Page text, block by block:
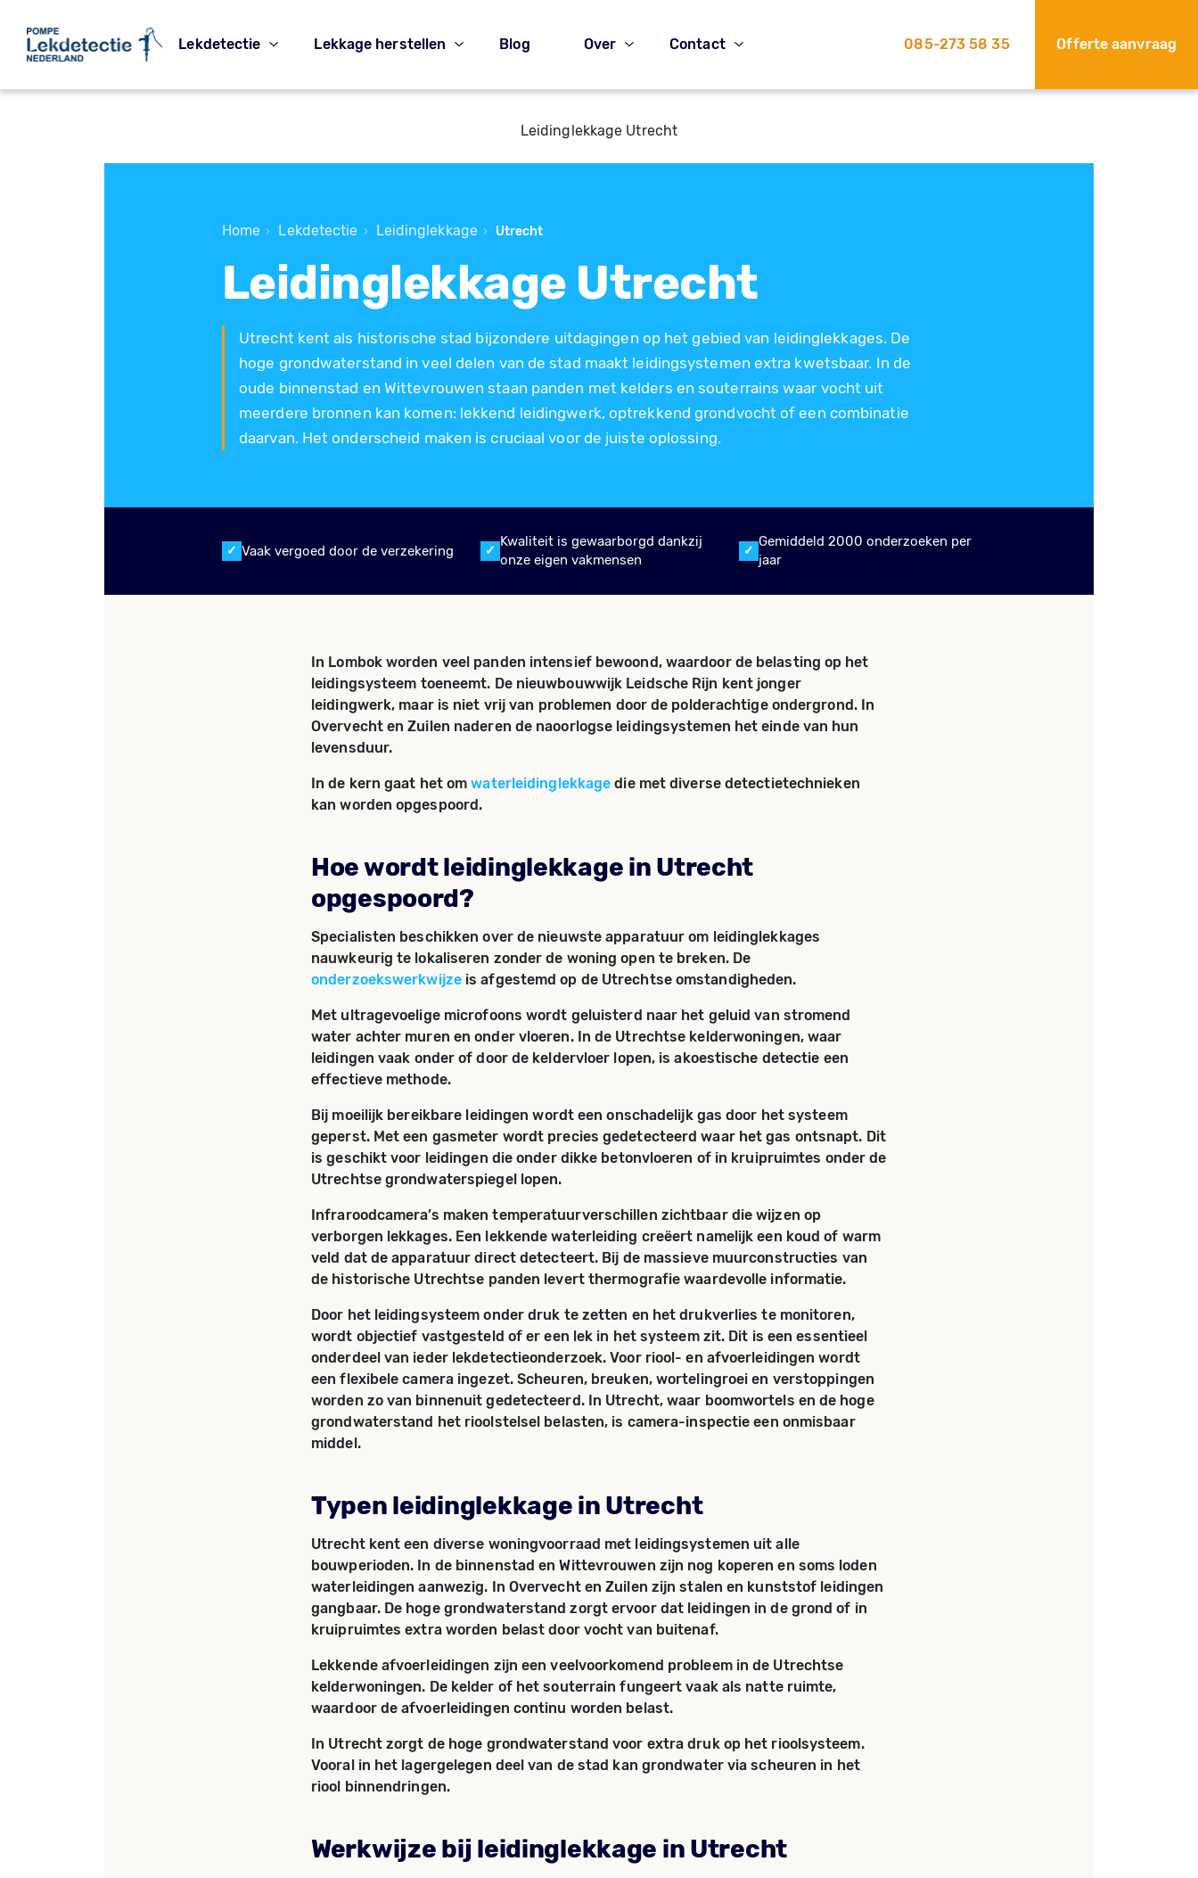
Lekdetectie Lekkage herstellen Blog Over Contact 085-273 58 35 Offerte aanvraag
Leidinglekkage Utrecht
Home › Lekdetectie › Leidinglekkage › Utrecht
Leidinglekkage Utrecht
Utrecht kent als historische stad bijzondere uitdagingen op het gebied van leidinglekkages. De
hoge grondwaterstand in veel delen van de stad maakt leidingsystemen extra kwetsbaar. In de
oude binnenstad en Wittevrouwen staan panden met kelders en souterrains waar vocht uit
meerdere bronnen kan komen: lekkend leidingwerk, optrekkend grondvocht of een combinatie
daarvan. Het onderscheid maken is cruciaal voor de juiste oplossing.
Vaak vergoed door de verzekering
Kwaliteit is gewaarborgd dankzij
onze eigen vakmensen
Gemiddeld 2000 onderzoeken per
jaar
In Lombok worden veel panden intensief bewoond, waardoor de belasting op het
leidingsysteem toeneemt. De nieuwbouwwijk Leidsche Rijn kent jonger
leidingwerk, maar is niet vrij van problemen door de polderachtige ondergrond. In
Overvecht en Zuilen naderen de naoorlogse leidingsystemen het einde van hun
levensduur.
In de kern gaat het omwaterleidinglekkage die met diverse detectietechnieken
kan worden opgespoord.
Hoe wordt leidinglekkage in Utrecht
opgespoord?
Specialisten beschikken over de nieuwste apparatuur om leidinglekkages
nauwkeurig te lokaliseren zonder de woning open te breken. De
onderzoekswerkwijzeis afgestemd op de Utrechtse omstandigheden.
Met ultragevoelige microfoons wordt geluisterd naar het geluid van stromend
water achter muren en onder vloeren. In de Utrechtse kelderwoningen, waar
leidingen vaak onder of door de keldervloer lopen, is akoestische detectie een
effectieve methode.
Bij moeilijk bereikbare leidingen wordt een onschadelijk gas door het systeem
geperst. Met een gasmeter wordt precies gedetecteerd waar het gas ontsnapt. Dit
is geschikt voor leidingen die onder dikke betonvloeren of in kruipruimtes onder de
Utrechtse grondwaterspiegel lopen.
Infraroodcamera’s maken temperatuurverschillen zichtbaar die wijzen op
verborgen lekkages. Een lekkende waterleiding creëert namelijk een koud of warm
veld dat de apparatuur direct detecteert. Bij de massieve muurconstructies van
de historische Utrechtse panden levert thermografie waardevolle informatie.
Door het leidingsysteem onder druk te zetten en het drukverlies te monitoren,
wordt objectief vastgesteld of er een lek in het systeem zit. Dit is een essentieel
onderdeel van ieder lekdetectieonderzoek. Voor riool- en afvoerleidingen wordt
een flexibele camera ingezet. Scheuren, breuken, wortelingroei en verstoppingen
worden zo van binnenuit gedetecteerd. In Utrecht, waar boomwortels en de hoge
grondwaterstand het rioolstelsel belasten, is camera-inspectie een onmisbaar
middel.
Typen leidinglekkage in Utrecht
Utrecht kent een diverse woningvoorraad met leidingsystemen uit alle
bouwperioden. In de binnenstad en Wittevrouwen zijn nog koperen en soms loden
waterleidingen aanwezig. In Overvecht en Zuilen zijn stalen en kunststof leidingen
gangbaar. De hoge grondwaterstand zorgt ervoor dat leidingen in de grond of in
kruipruimtes extra worden belast door vocht van buitenaf.
Lekkende afvoerleidingen zijn een veelvoorkomend probleem in de Utrechtse
kelderwoningen. De kelder of het souterrain fungeert vaak als natte ruimte,
waardoor de afvoerleidingen continu worden belast.
In Utrecht zorgt de hoge grondwaterstand voor extra druk op het rioolsysteem.
Vooral in het lagergelegen deel van de stad kan grondwater via scheuren in het
riool binnendringen.
Werkwijze bij leidinglekkage in Utrecht